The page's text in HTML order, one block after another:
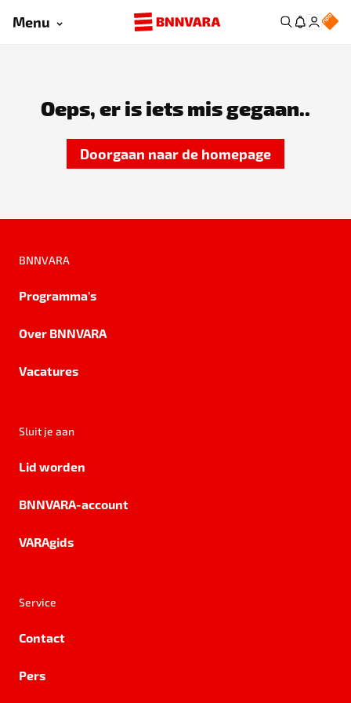
Menu
Oeps, er is iets mis gegaan..
Doorgaan naar de homepage
BNNVARA
Programma's
Over BNNVARA
Vacatures
Sluit je aan
Lid worden
BNNVARA-account
VARAgids
Service
Contact
Pers